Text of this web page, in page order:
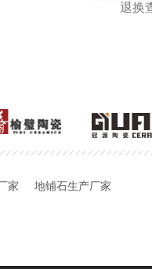
退换
家 地铺石生产厂家